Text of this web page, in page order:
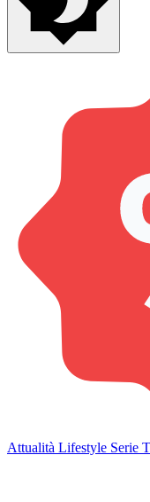
Attualità Lifestyle Serie